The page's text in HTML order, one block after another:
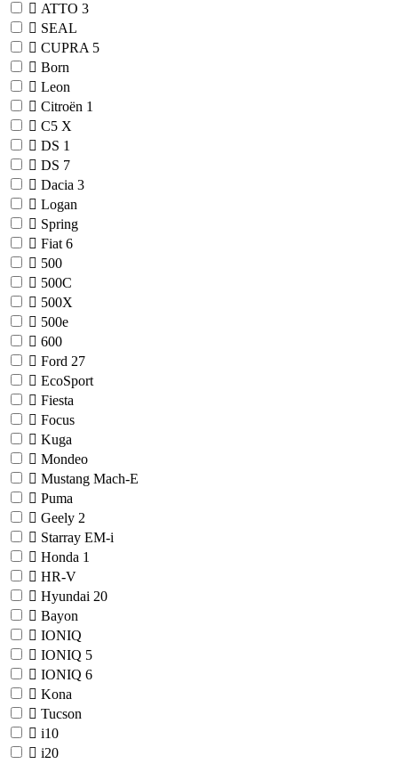
ATTO 3
SEAL
CUPRA 5
Born
Leon
Citroën 1
C5 X
DS 1
DS 7
Dacia 3
Logan
Spring
Fiat 6
500
500C
500X
500e
600
Ford 27
EcoSport
Fiesta
Focus
Kuga
Mondeo
Mustang Mach-E
Puma
Geely 2
Starray EM-i
Honda 1
HR-V
Hyundai 20
Bayon
IONIQ
IONIQ 5
IONIQ 6
Kona
Tucson
i10
i20